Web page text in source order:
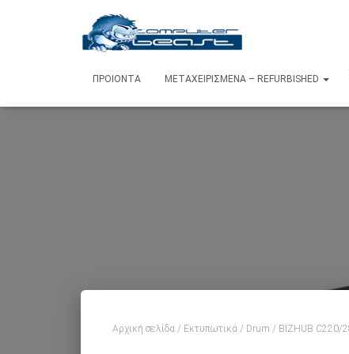
ΠΡΟΙΌΝΤΑ ΜΕΤΑΧΕΙΡΙΣΜΈΝΑ – REFURBISHED
Αρχική σελίδα / Εκτυπωτικά / Drum / BIZHUB C220/